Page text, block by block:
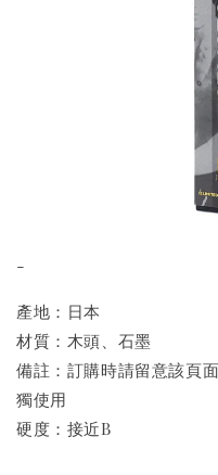
-
產地：日本
材質：木頭、石墨
備註：訂購時請留意該頁
獨使用
硬度：接近B